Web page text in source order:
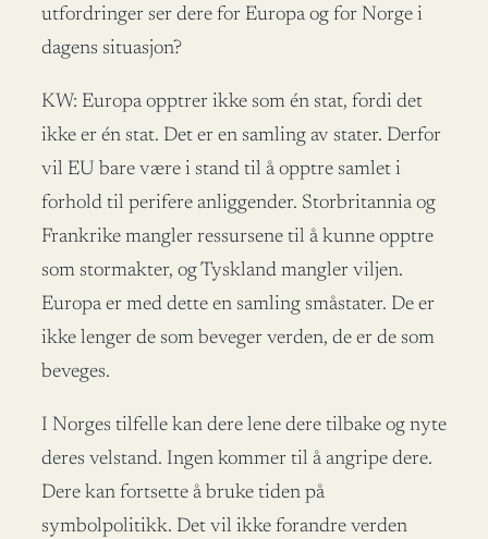
utfordringer ser dere for Europa og for Norge i
dagens situasjon?
KW: Europa opptrer ikke som én stat, fordi det
ikke er én stat. Det er en samling av stater. Derfor
vil EU bare være i stand til å opptre samlet i
forhold til perifere anliggender. Storbritannia og
Frankrike mangler ressursene til å kunne opptre
som stormakter, og Tyskland mangler viljen.
Europa er med dette en samling småstater. De er
ikke lenger de som beveger verden, de er de som
beveges.
I Norges tilfelle kan dere lene dere tilbake og nyte
deres velstand. Ingen kommer til å angripe dere.
Dere kan fortsette å bruke tiden på
symbolpolitikk. Det vil ikke forandre verden